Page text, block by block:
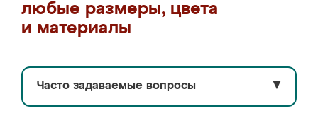
любые размеры, цвета
и материалы
Часто задаваемые вопросы ▼